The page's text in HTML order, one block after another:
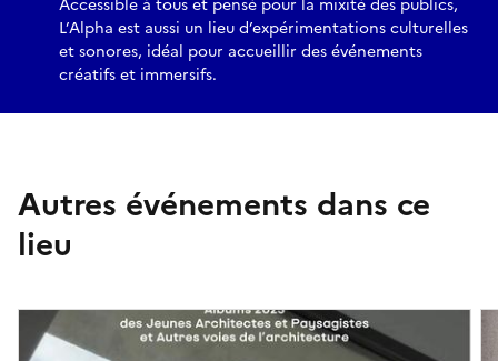
Accessible à tous et pensé pour la mixité des publics,
L’Alpha est aussi un lieu d’expérimentations culturelles
et sonores, idéal pour accueillir des événements
créatifs et immersifs.
Autres événements dans ce
lieu